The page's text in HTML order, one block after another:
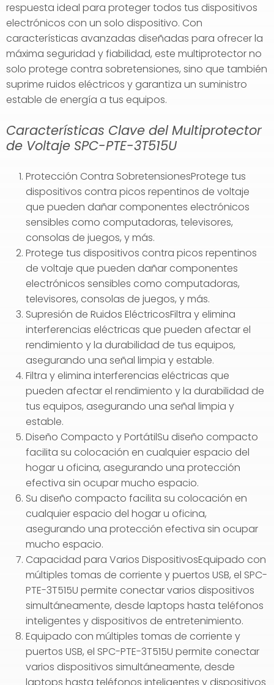
respuesta ideal para proteger todos tus dispositivos
electrónicos con un solo dispositivo. Con
características avanzadas diseñadas para ofrecer la
máxima seguridad y fiabilidad, este multiprotector no
solo protege contra sobretensiones, sino que también
suprime ruidos eléctricos y garantiza un suministro
estable de energía a tus equipos.
Características Clave del Multiprotector
de Voltaje SPC-PTE-3T515U
Protección Contra SobretensionesProtege tus
dispositivos contra picos repentinos de voltaje
que pueden dañar componentes electrónicos
sensibles como computadoras, televisores,
consolas de juegos, y más.
Protege tus dispositivos contra picos repentinos
de voltaje que pueden dañar componentes
electrónicos sensibles como computadoras,
televisores, consolas de juegos, y más.
Supresión de Ruidos EléctricosFiltra y elimina
interferencias eléctricas que pueden afectar el
rendimiento y la durabilidad de tus equipos,
asegurando una señal limpia y estable.
Filtra y elimina interferencias eléctricas que
pueden afectar el rendimiento y la durabilidad de
tus equipos, asegurando una señal limpia y
estable.
Diseño Compacto y PortátilSu diseño compacto
facilita su colocación en cualquier espacio del
hogar u oficina, asegurando una protección
efectiva sin ocupar mucho espacio.
Su diseño compacto facilita su colocación en
cualquier espacio del hogar u oficina,
asegurando una protección efectiva sin ocupar
mucho espacio.
Capacidad para Varios DispositivosEquipado con
múltiples tomas de corriente y puertos USB, el SPC-
PTE-3T515U permite conectar varios dispositivos
simultáneamente, desde laptops hasta teléfonos
inteligentes y dispositivos de entretenimiento.
Equipado con múltiples tomas de corriente y
puertos USB, el SPC-PTE-3T515U permite conectar
varios dispositivos simultáneamente, desde